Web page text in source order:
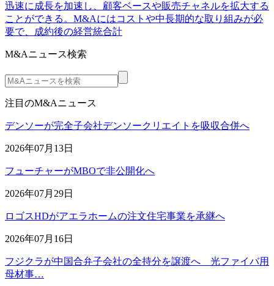
迅速に成長を加速し、顧客ベースや販売チャネルを拡大する
ことができる。M&Aにはコストや中長期的な取り組みが必
要で、成約後の経営統合計
M&Aニュース検索
注目のM&Aニュース
デンソーが完全子会社デンソークリエイトを吸収合併へ
2026年07月13日
フューチャーがMBOで非公開化へ
2026年07月29日
ロゴスHDがアエラホームの注文住宅事業を承継へ
2026年07月16日
フジクラが中国合弁子会社の全持分を譲渡へ 光ファイバ用
母材事…